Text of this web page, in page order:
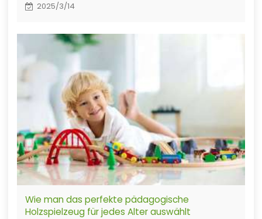
2025/3/14
Wie man das perfekte pädagogische
Holzspielzeug für jedes Alter auswählt